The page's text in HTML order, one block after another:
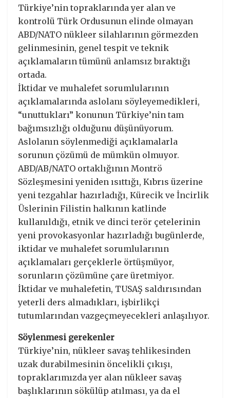
Türkiye’nin topraklarında yer alan ve
kontrolü Türk Ordusunun elinde olmayan
ABD/NATO nükleer silahlarının görmezden
gelinmesinin, genel tespit ve teknik
açıklamaların tümünü anlamsız bıraktığı
ortada.
İktidar ve muhalefet sorumlularının
açıklamalarında aslolanı söyleyemedikleri,
“unuttukları” konunun Türkiye’nin tam
bağımsızlığı olduğunu düşünüyorum.
Aslolanın söylenmediği açıklamalarla
sorunun çözümü de mümkün olmuyor.
ABD/AB/NATO ortaklığının Montrö
Sözleşmesini yeniden ısıttığı, Kıbrıs üzerine
yeni tezgahlar hazırladığı, Kürecik ve İncirlik
Üslerinin Filistin halkının katlinde
kullanıldığı, etnik ve dinci terör çetelerinin
yeni provokasyonlar hazırladığı bugünlerde,
iktidar ve muhalefet sorumlularının
açıklamaları gerçeklerle örtüşmüyor,
sorunların çözümüne çare üretmiyor.
İktidar ve muhalefetin, TUSAŞ saldırısından
yeterli ders almadıkları, işbirlikçi
tutumlarından vazgeçmeyecekleri anlaşılıyor.
Söylenmesi gerekenler
Türkiye’nin, nükleer savaş tehlikesinden
uzak durabilmesinin öncelikli çıkışı,
topraklarımızda yer alan nükleer savaş
başlıklarının sökülüp atılması, ya da el